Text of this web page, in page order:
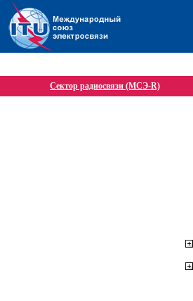
Сектор радиосвязи (МСЭ-R)